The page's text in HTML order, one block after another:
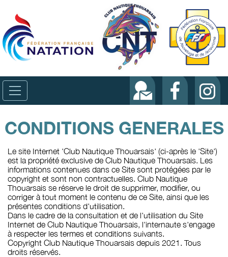
CONDITIONS GENERALES
Le site Internet 'Club Nautique Thouarsais' (ci-après le 'Site')
est la propriété exclusive de Club Nautique Thouarsais. Les
informations contenues dans ce Site sont protégées par le
copyright et sont non contractuelles. Club Nautique
Thouarsais se réserve le droit de supprimer, modifier, ou
corriger à tout moment le contenu de ce Site, ainsi que les
présentes conditions d'utilisation.
Dans le cadre de la consultation et de l'utilisation du Site
Internet de Club Nautique Thouarsais, l'internaute s'engage
à respecter les termes et conditions suivants.
Copyright Club Nautique Thouarsais depuis 2021. Tous
droits réservés.